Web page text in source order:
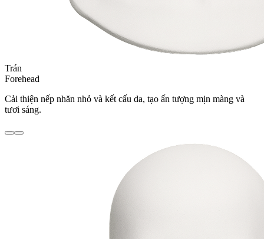
Trán
Forehead
Cải thiện nếp nhăn nhỏ và kết cấu da, tạo ấn tượng mịn màng và
tươi sáng.